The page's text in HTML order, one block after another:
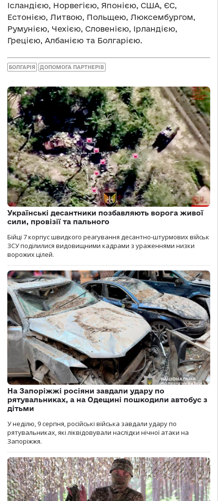
Ісландією, Норвегією, Японією, США, ЄС,
Естонією, Литвою, Польщею, Люксембургом,
Румунією, Чехією, Словенією, Ірландією,
Грецією, Албанією та Болгарією.
БОЛГАРІЯ ДОПОМОГА ПАРТНЕРІВ
Українські десантники позбавляють ворога живої
сили, провізії та пального
Бійці 7 корпус швидкого реагування десантно-штурмових військ
ЗСУ поділилися видовищними кадрами з ураженнями низки
ворожих цілей.
На Запоріжжі росіяни завдали удару по
рятувальниках, а на Одещині пошкодили автобус з
дітьми
У неділю, 9 серпня, російські війська завдали удару по
рятувальниках, які ліквідовували наслідки нічної атаки на
Запоріжжя.